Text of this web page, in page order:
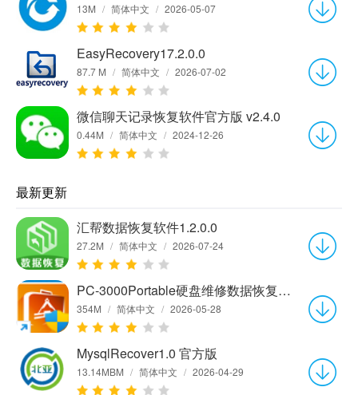
13M / 简体中文 / 2026-05-07
EasyRecovery17.2.0.0
87.7 M / 简体中文 / 2026-07-02
微信聊天记录恢复软件官方版 v2.4.0
0.44M / 简体中文 / 2024-12-26
最新更新
汇帮数据恢复软件1.2.0.0
27.2M / 简体中文 / 2026-07-24
PC-3000Portable硬盘维修数据恢复软件7.8.21官方中文版
354M / 简体中文 / 2026-05-28
MysqlRecover1.0 官方版
13.14MBM / 简体中文 / 2026-04-29